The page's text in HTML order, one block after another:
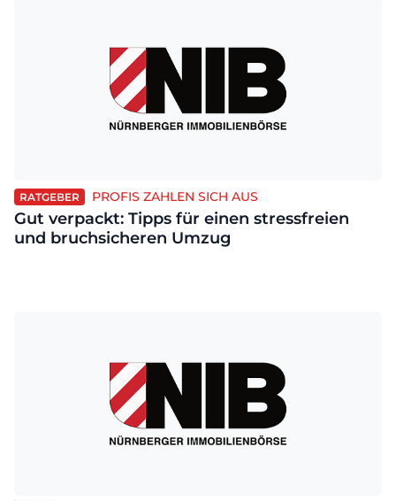
RATGEBER PROFIS ZAHLEN SICH AUS
Gut verpackt: Tipps für einen stressfreien
und bruchsicheren Umzug